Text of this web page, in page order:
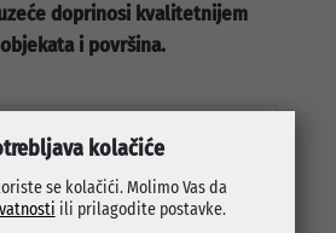
doprinosi kvalitetnijem
i površina.
kolačiće
se kolačići. Molimo Vas da
ili prilagodite postavke.